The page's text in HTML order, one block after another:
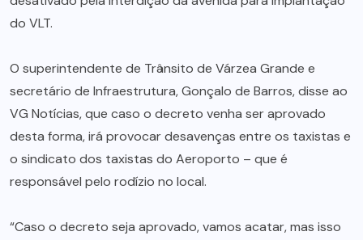
do VLT.
O superintendente de Trânsito de Várzea Grande e
secretário de Infraestrutura, Gonçalo de Barros, disse ao
VG Notícias, que caso o decreto venha ser aprovado
desta forma, irá provocar desavenças entre os taxistas e
o sindicato dos taxistas do Aeroporto – que é
responsável pelo rodízio no local.
“Caso o decreto seja aprovado, vamos acatar, mas isso